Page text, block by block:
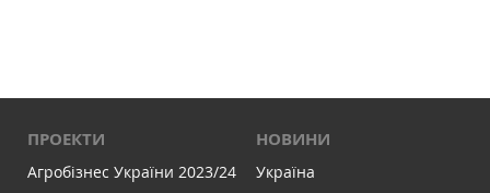
ПРОЕКТИ
Агробізнес України 2023/24
НОВИНИ
Україна